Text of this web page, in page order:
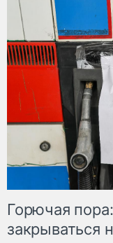
Горючая
закрываться